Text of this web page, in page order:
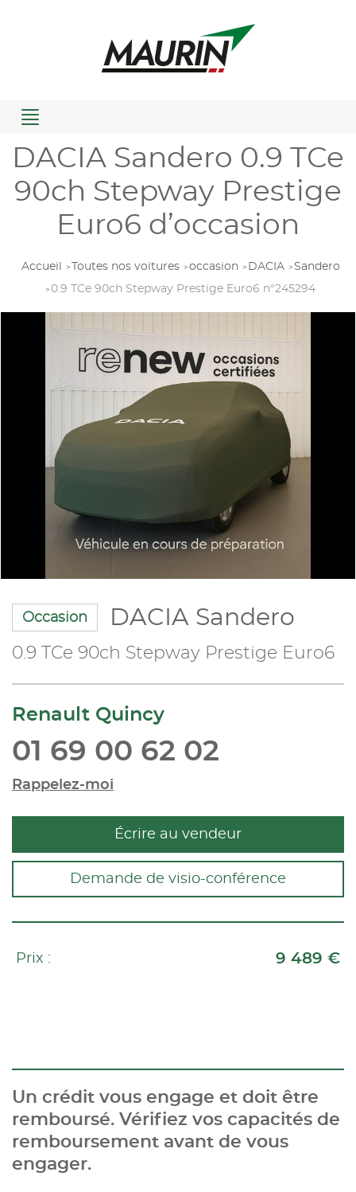
Menu
DACIA Sandero 0.9 TCe
90ch Stepway Prestige
Euro6 d’occasion
Accueil Toutes nos voitures occasion DACIA
Sandero
0.9 TCe 90ch Stepway Prestige Euro6 n°245294
Occasion DACIA Sandero
0.9 TCe 90ch Stepway Prestige Euro6
Renault Quincy
01 69 00 62 02
Rappelez-moi
Écrire au vendeur
Demande de visio-conférence
Prix : 9 489 €
Un crédit vous engage et doit être
remboursé. Vérifiez vos capacités de
remboursement avant de vous
engager.